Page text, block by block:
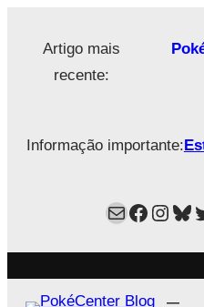
Artigo mais
recente:
Informação importante:
Mail